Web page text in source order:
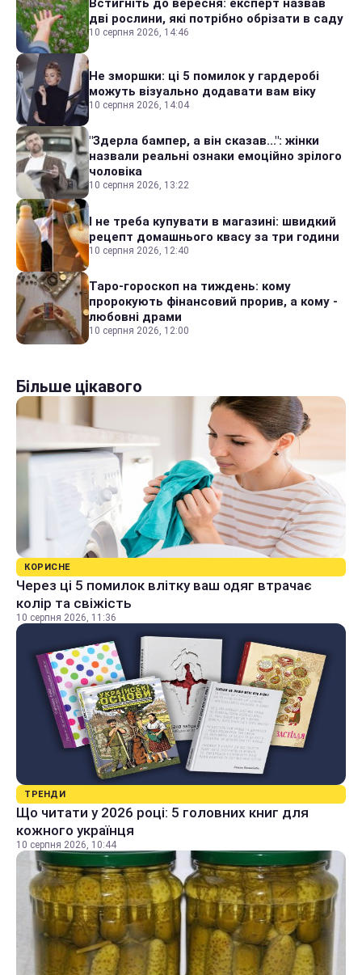
Встигніть до вересня: експерт назвав
дві рослини, які потрібно обрізати в саду
10 серпня 2026, 14:46
Не зморшки: ці 5 помилок у гардеробі
можуть візуально додавати вам віку
10 серпня 2026, 14:04
"Здерла бампер, а він сказав...": жінки
назвали реальні ознаки емоційно зрілого
чоловіка
10 серпня 2026, 13:22
І не треба купувати в магазині: швидкий
рецепт домашнього квасу за три години
10 серпня 2026, 12:40
Таро-гороскоп на тиждень: кому
пророкують фінансовий прорив, а кому -
любовні драми
10 серпня 2026, 12:00
Більше цікавого
КОРИСНЕ
Через ці 5 помилок влітку ваш одяг втрачає
колір та свіжість
10 серпня 2026, 11:36
ТРЕНДИ
Що читати у 2026 році: 5 головних книг для
кожного українця
10 серпня 2026, 10:44